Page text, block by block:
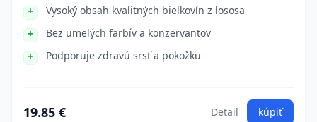
Vysoký obsah kvalitných bielkovín z lososa
Bez umelých farbív a konzervantov
Podporuje zdravú srsť a pokožku
19.85 € Detail kúpiť